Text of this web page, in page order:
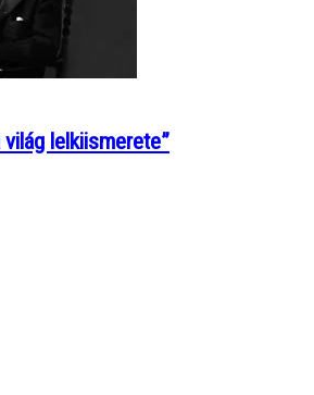
világ lelkiismerete”